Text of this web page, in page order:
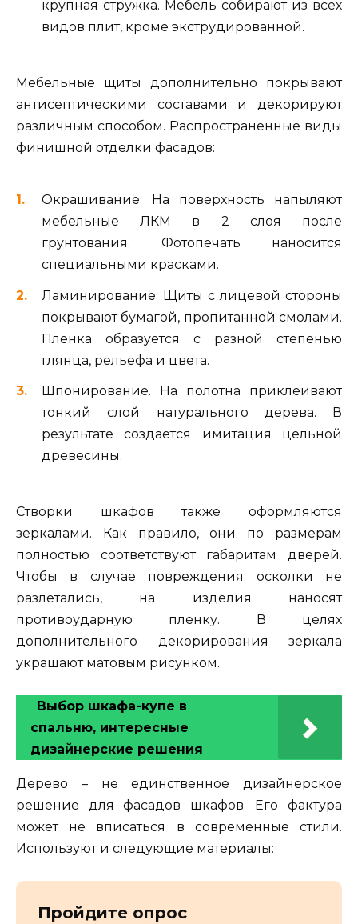
крупная стружка. Мебель собирают из всех
видов плит, кроме экструдированной.
Мебельные щиты дополнительно покрывают
антисептическими составами и декорируют
различным способом. Распространенные виды
финишной отделки фасадов:
Окрашивание. На поверхность напыляют
мебельные ЛКМ в 2 слоя после
грунтования. Фотопечать наносится
специальными красками.
Ламинирование. Щиты с лицевой стороны
покрывают бумагой, пропитанной смолами.
Пленка образуется с разной степенью
глянца, рельефа и цвета.
Шпонирование. На полотна приклеивают
тонкий слой натурального дерева. В
результате создается имитация цельной
древесины.
Створки шкафов также оформляются
зеркалами. Как правило, они по размерам
полностью соответствуют габаритам дверей.
Чтобы в случае повреждения осколки не
разлетались, на изделия наносят
противоударную пленку. В целях
дополнительного декорирования зеркала
украшают матовым рисунком.
Выбор шкафа-купе в
спальню, интересные
дизайнерские решения
Дерево – не единственное дизайнерское
решение для фасадов шкафов. Его фактура
может не вписаться в современные стили.
Используют и следующие материалы:
Пройдите опрос